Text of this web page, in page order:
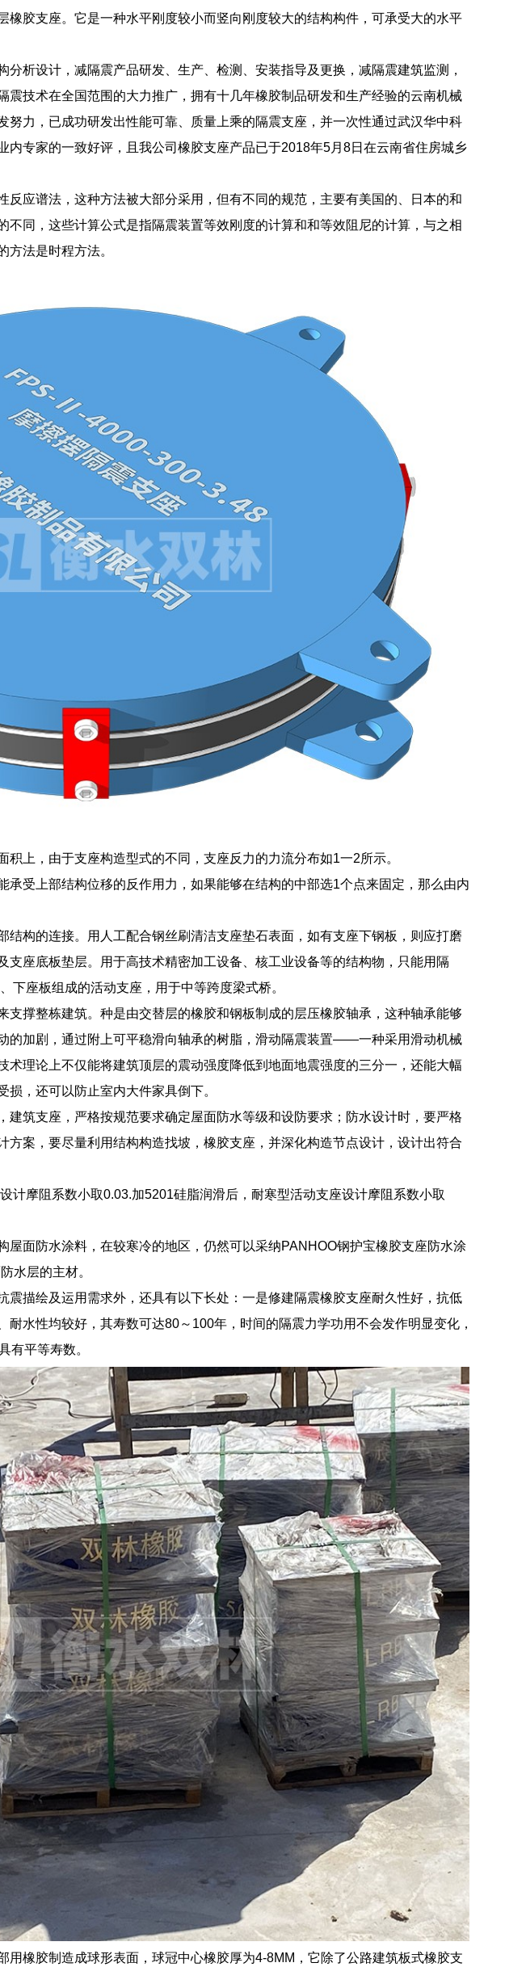
橡胶支座。它是一种水平刚度较小而竖向刚度较大的结构构件，可承受大的水平
析设计，减隔震产品研发、生产、检测、安装指导及更换，减隔震建筑监测，
技术在全国范围的大力推广，拥有十几年橡胶制品研发和生产经验的云南机械
力，已成功研发出性能可靠、质量上乘的隔震支座，并一次性通过武汉华中科
内专家的一致好评，且我公司橡胶支座产品已于2018年5月8日在云南省住房城乡
反应谱法，这种方法被大部分采用，但有不同的规范，主要有美国的、日本的和
不同，这些计算公式是指隔震装置等效刚度的计算和和等效阻尼的计算，与之相
方法是时程方法。
积上，由于支座构造型式的不同，支座反力的力流分布如1一2所示。
承受上部结构位移的反作用力，如果能够在结构的中部选1个点来固定，那么由内
结构的连接。用人工配合钢丝刷清洁支座垫石表面，如有支座下钢板，则应打磨
座底板垫层。用于高技术精密加工设备、核工业设备等的结构物，只能用隔
下座板组成的活动支座，用于中等跨度梁式桥。
支撑整栋建筑。种是由交替层的橡胶和钢板制成的层压橡胶轴承，这种轴承能够
的加剧，通过附上可平稳滑向轴承的树脂，滑动隔震装置——一种采用滑动机械
理论上不仅能将建筑顶层的震动强度降低到地面地震强度的三分一，还能大幅
，还可以防止室内大件家具倒下。
建筑支座，严格按规范要求确定屋面防水等级和设防要求；防水设计时，要严格
案，要尽量利用结构构造找坡，橡胶支座，并深化构造节点设计，设计出符合
计摩阻系数小取0.03.加5201硅脂润滑后，耐寒型活动支座设计摩阻系数小取
屋面防水涂料，在较寒冷的地区，仍然可以采纳PANHOO钢护宝橡胶支座防水涂
水层的主材。
震描绘及运用需求外，还具有以下长处：一是修建隔震橡胶支座耐久性好，抗低
水性均较好，其寿数可达80～100年，时间的隔震力学功用不会发作明显变化，
有平等寿数。
用橡胶制造成球形表面，球冠中心橡胶厚为4-8MM，它除了公路建筑板式橡胶支